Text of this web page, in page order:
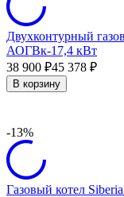
Двухконтурный
АОГВк-17,4 кВт
38 900 ₽45 378 ₽
В корзину
-13%
Газовый котел